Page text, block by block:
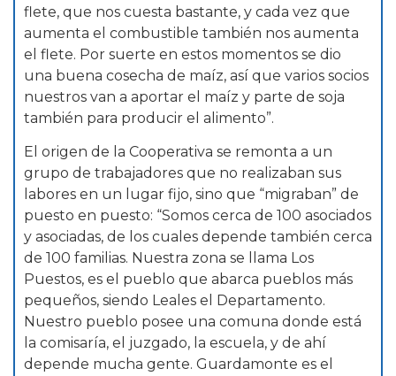
flete, que nos cuesta bastante, y cada vez que
aumenta el combustible también nos aumenta
el flete. Por suerte en estos momentos se dio
una buena cosecha de maíz, así que varios socios
nuestros van a aportar el maíz y parte de soja
también para producir el alimento”.
El origen de la Cooperativa se remonta a un
grupo de trabajadores que no realizaban sus
labores en un lugar fijo, sino que “migraban” de
puesto en puesto: “Somos cerca de 100 asociados
y asociadas, de los cuales depende también cerca
de 100 familias. Nuestra zona se llama Los
Puestos, es el pueblo que abarca pueblos más
pequeños, siendo Leales el Departamento.
Nuestro pueblo posee una comuna donde está
la comisaría, el juzgado, la escuela, y de ahí
depende mucha gente. Guardamonte es el